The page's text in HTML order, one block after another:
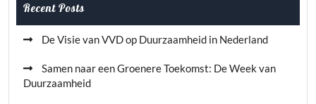
Recent Posts
De Visie van VVD op Duurzaamheid in Nederland
Samen naar een Groenere Toekomst: De Week van
Duurzaamheid